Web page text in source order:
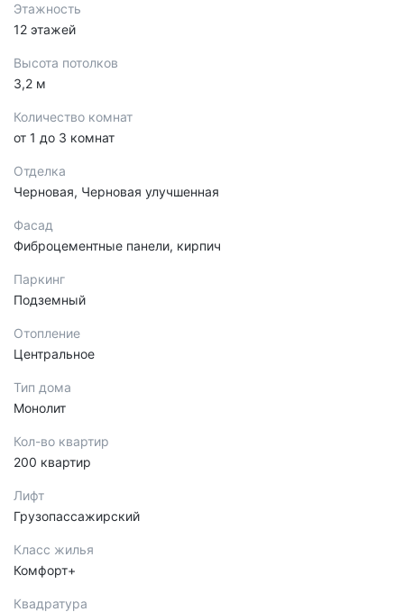
Этажность
12 этажей
Высота потолков
3,2 м
Количество комнат
от 1 до 3 комнат
Отделка
Черновая, Черновая улучшенная
Фасад
Фиброцементные панели, кирпич
Паркинг
Подземный
Отопление
Центральное
Тип дома
Монолит
Кол-во квартир
200 квартир
Лифт
Грузопассажирский
Класс жилья
Комфорт+
Квадратура